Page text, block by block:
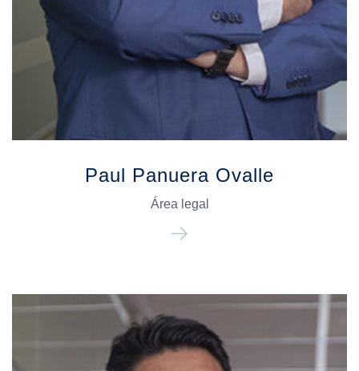
Paul Panuera Ovalle
Área legal